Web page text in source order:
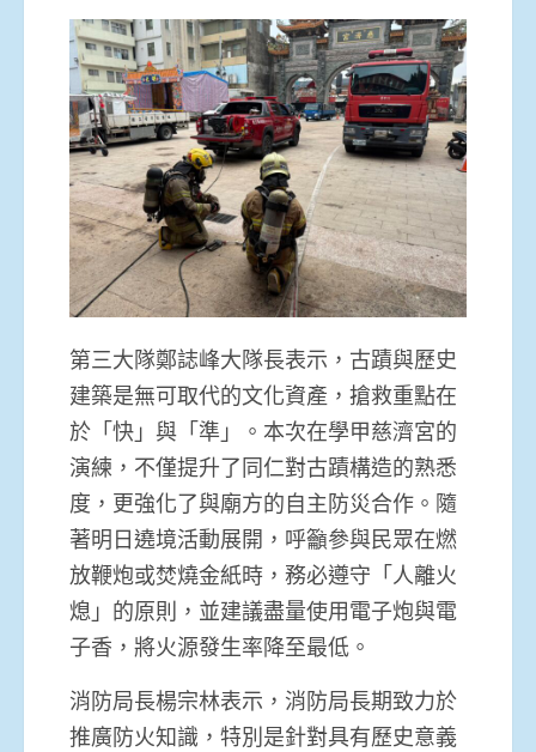
第三大隊鄭誌峰大隊長表示，古蹟與歷史
建築是無可取代的文化資產，搶救重點在
於「快」與「準」。本次在學甲慈濟宮的
演練，不僅提升了同仁對古蹟構造的熟悉
度，更強化了與廟方的自主防災合作。隨
著明日遶境活動展開，呼籲參與民眾在燃
放鞭炮或焚燒金紙時，務必遵守「人離火
熄」的原則，並建議盡量使用電子炮與電
子香，將火源發生率降至最低。
消防局長楊宗林表示，消防局長期致力於
推廣防火知識，特別是針對具有歷史意義